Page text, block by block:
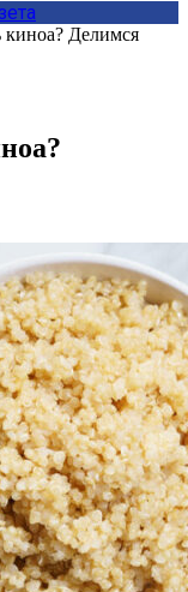
киноа? Делимся